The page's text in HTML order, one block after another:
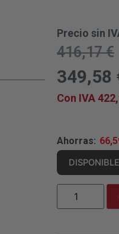
Precio sin
416,17€
349,58
Con IVA
Ahorras: